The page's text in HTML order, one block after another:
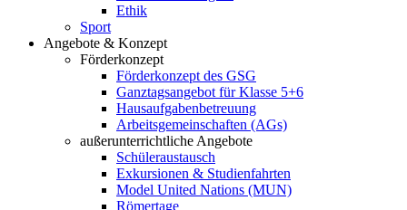
Ethik
Sport
Angebote & Konzept
Förderkonzept
Förderkonzept des GSG
Ganztagsangebot für Klasse 5+6
Hausaufgabenbetreuung
Arbeitsgemeinschaften (AGs)
außerunterrichtliche Angebote
Schüleraustausch
Exkursionen & Studienfahrten
Model United Nations (MUN)
Römertage